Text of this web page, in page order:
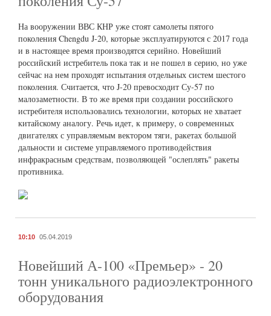
На вооружении ВВС КНР уже стоят самолеты пятого
поколения Chengdu J-20, которые эксплуатируются с 2017 года
и в настоящее время производятся серийно. Новейший
российский истребитель пока так и не пошел в серию, но уже
сейчас на нем проходят испытания отдельных систем шестого
поколения. Считается, что J-20 превосходит Су-57 по
малозаметности. В то же время при создании российского
истребителя использовались технологии, которых не хватает
китайскому аналогу. Речь идет, к примеру, о современных
двигателях с управляемым вектором тяги, ракетах большой
дальности и системе управляемого противодействия
инфракрасным средствам, позволяющей "ослеплять" ракеты
противника.
10:10 05.04.2019
Новейший А-100 «Премьер» - 20
тонн уникального радиоэлектронного
оборудования